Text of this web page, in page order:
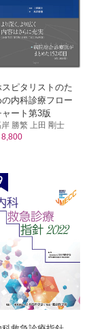
スピタリストのた
の内科診療フロー
ャート第3版
勝繁 上田 剛士
8,800